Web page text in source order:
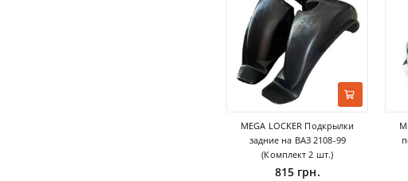
MEGA LOCKER Подкрылки
задние на ВАЗ 2108-99
(Комплект 2 шт.)
815 грн.